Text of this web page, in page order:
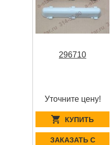
296710
Уточните цену!
КУПИТЬ
ЗАКАЗАТЬ С